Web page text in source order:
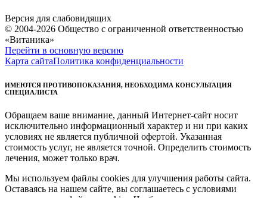
Версия для слабовидящих
© 2004-2026 Общество с ограниченной ответственностью
«Витаника»
Перейти в основную версию
Карта сайтаПолитика конфиденциальности
ИМЕЮТСЯ ПРОТИВОПОКАЗАНИЯ, НЕОБХОДИМА КОНСУЛЬТАЦИЯ
СПЕЦИАЛИСТА
Обращаем ваше внимание, данный Интернет-сайт носит
исключительно информационный характер и ни при каких
условиях не является публичной офертой. Указанная
стоимость услуг, не является точной. Определить стоимость
лечения, может только врач.
Мы используем файлы cookies для улучшения работы сайта.
Оставаясь на нашем сайте, вы соглашаетесь с условиями